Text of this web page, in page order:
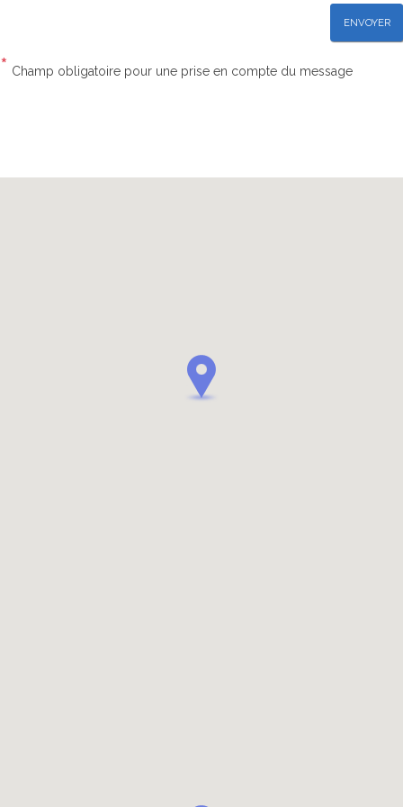
ENVOYER
* Champ obligatoire pour une prise en compte du message